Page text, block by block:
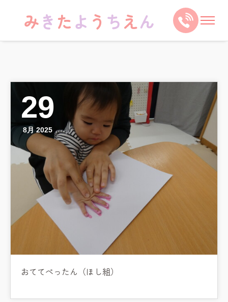
29
8月 2025
おててぺったん（ほし組）